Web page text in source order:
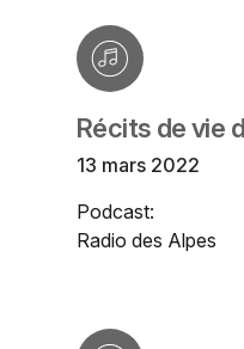
Récits de vie
13 mars 2022
Podcast:
Radio des Alpes